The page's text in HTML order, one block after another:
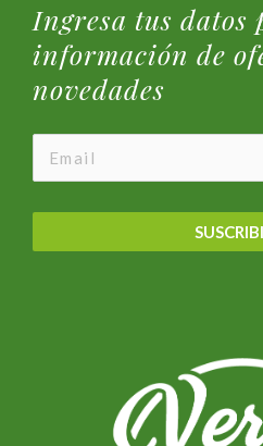
Ingresa tus
información de
novedades